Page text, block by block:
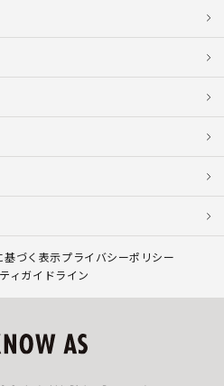
基づく表示プライバシーポリシー
ィガイドライン